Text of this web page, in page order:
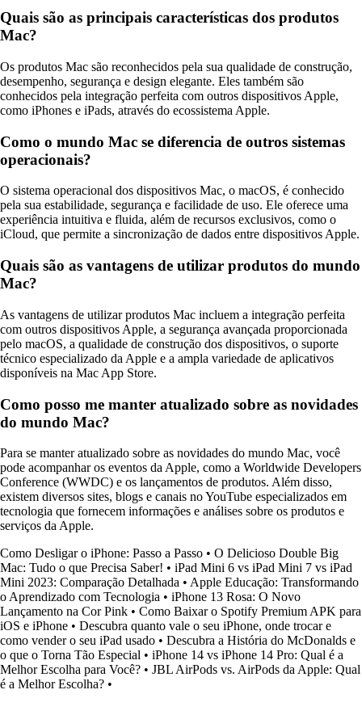
Quais são as principais características dos produtos
Mac?
Os produtos Mac são reconhecidos pela sua qualidade de construção,
desempenho, segurança e design elegante. Eles também são
conhecidos pela integração perfeita com outros dispositivos Apple,
como iPhones e iPads, através do ecossistema Apple.
Como o mundo Mac se diferencia de outros sistemas
operacionais?
O sistema operacional dos dispositivos Mac, o macOS, é conhecido
pela sua estabilidade, segurança e facilidade de uso. Ele oferece uma
experiência intuitiva e fluida, além de recursos exclusivos, como o
iCloud, que permite a sincronização de dados entre dispositivos Apple.
Quais são as vantagens de utilizar produtos do mundo
Mac?
As vantagens de utilizar produtos Mac incluem a integração perfeita
com outros dispositivos Apple, a segurança avançada proporcionada
pelo macOS, a qualidade de construção dos dispositivos, o suporte
técnico especializado da Apple e a ampla variedade de aplicativos
disponíveis na Mac App Store.
Como posso me manter atualizado sobre as novidades
do mundo Mac?
Para se manter atualizado sobre as novidades do mundo Mac, você
pode acompanhar os eventos da Apple, como a Worldwide Developers
Conference (WWDC) e os lançamentos de produtos. Além disso,
existem diversos sites, blogs e canais no YouTube especializados em
tecnologia que fornecem informações e análises sobre os produtos e
serviços da Apple.
Como Desligar o iPhone: Passo a Passo • O Delicioso Double Big
Mac: Tudo o que Precisa Saber! • iPad Mini 6 vs iPad Mini 7 vs iPad
Mini 2023: Comparação Detalhada • Apple Educação: Transformando
o Aprendizado com Tecnologia • iPhone 13 Rosa: O Novo
Lançamento na Cor Pink • Como Baixar o Spotify Premium APK para
iOS e iPhone • Descubra quanto vale o seu iPhone, onde trocar e
como vender o seu iPad usado • Descubra a História do McDonalds e
o que o Torna Tão Especial • iPhone 14 vs iPhone 14 Pro: Qual é a
Melhor Escolha para Você? • JBL AirPods vs. AirPods da Apple: Qual
é a Melhor Escolha? •